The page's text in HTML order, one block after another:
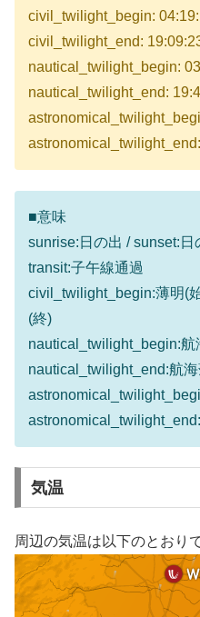
civil_twilight_begin:
civil_twilight_end:
nautical_twilight_begin:
nautical_twilight_end:
■意味
sunrise:日の出 / sunset:日
transit:子午線通過
civil_twilight_begin:薄明(
(終)
nautical_twilight_begin:航
nautical_twilight_end:航
気温
周辺の気温は以下のとおり